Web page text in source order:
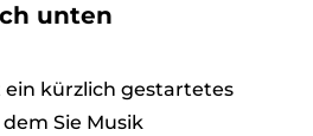
unten
ein kürzlich gestartetes
Sie Musik